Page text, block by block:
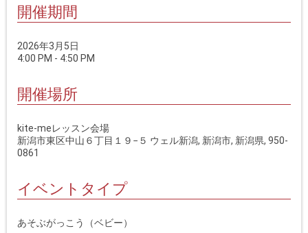
開催期間
2026年3月5日
4:00 PM - 4:50 PM
開催場所
kite-meレッスン会場
新潟市東区中山６丁目１９−５ ウェル新潟, 新潟市, 新潟県, 950-
0861
イベントタイプ
あそぶがっこう（ベビー）